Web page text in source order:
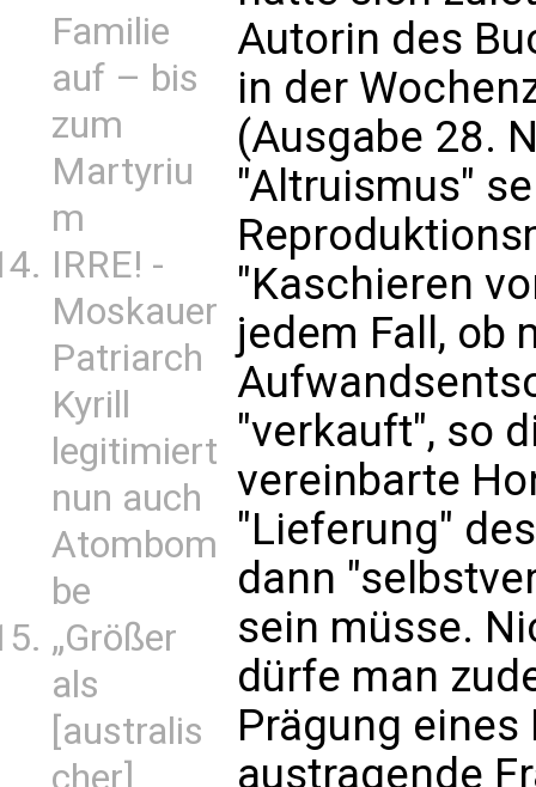
Familie
auf – bis
zum
Martyriu
m
IRRE! -
Moskauer
Patriarch
Kyrill
legitimiert
nun auch
Atombom
be
„Größer
als
[australis
cher]
Autorin des
in der
(Ausgabe 28.
"Altruismus"
"Kaschieren
jedem Fall, ob
"verkauft", so
vereinbarte
"Lieferung"
dann
sein müsse.
dürfe man
Prägung
austragende